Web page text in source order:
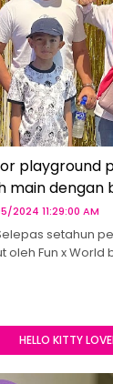
playground
main dengan
2024 11:29:00 AM
setahun
oleh Fun x World
HELLO KITTY